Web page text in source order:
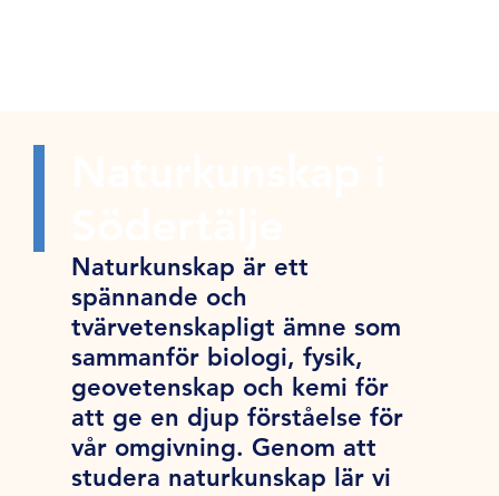
Naturkunskap är ett
spännande och
tvärvetenskapligt ämne som
sammanför biologi, fysik,
geovetenskap och kemi för
att ge en djup förståelse för
vår omgivning. Genom att
studera naturkunskap lär vi